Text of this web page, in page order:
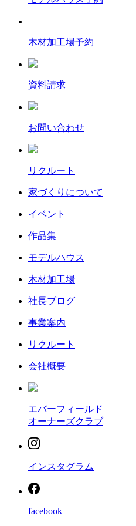
木材加工場予約
資料請求
お問い合わせ
リクルート
家づくりについて
イベント
作品集
モデルハウス
木材加工場
社長ブログ
事業案内
リクルート
会社概要
エバーフィールド
オーナーズクラブ
インスタグラム
facebook